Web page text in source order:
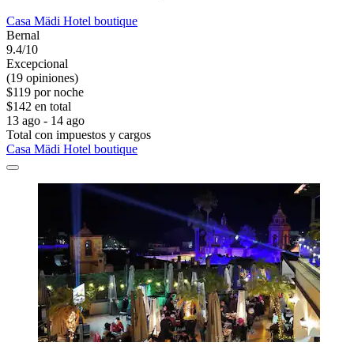
Casa Mädi Hotel boutique
Bernal
9.4/10
Excepcional
(19 opiniones)
$119 por noche
$142 en total
13 ago - 14 ago
Total con impuestos y cargos
Casa Mädi Hotel boutique